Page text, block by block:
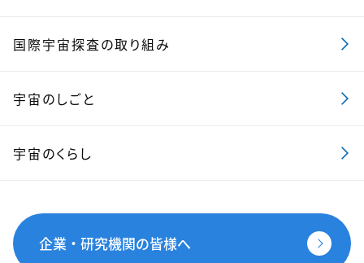
国際宇宙探査の取り組み
宇宙のしごと
宇宙のくらし
企業・研究機関の皆様へ